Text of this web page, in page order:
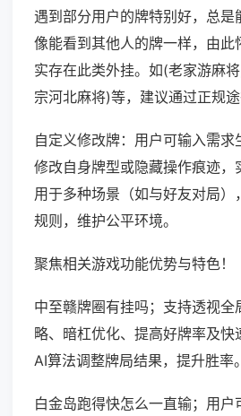
遇到部分用户的牌特别好，总是
像能看到其他人的牌一样，由此
实存在此类外挂。如(老家游麻
宗河北麻将)等，建议通过正规途
自定义修改牌：用户可输入需求
修改自身牌型或隐藏操作痕迹，
用于多种场景（如与好友对局）
规则，维护公平环境。
聚焦相关游戏功能优势与特色！
中至赣牌圈有挂吗；支持透视全
略、暗杠优化、提高好牌率及快
AI算法调整牌局结果，提升胜率。
白金岛跑得快怎么一直输；用户